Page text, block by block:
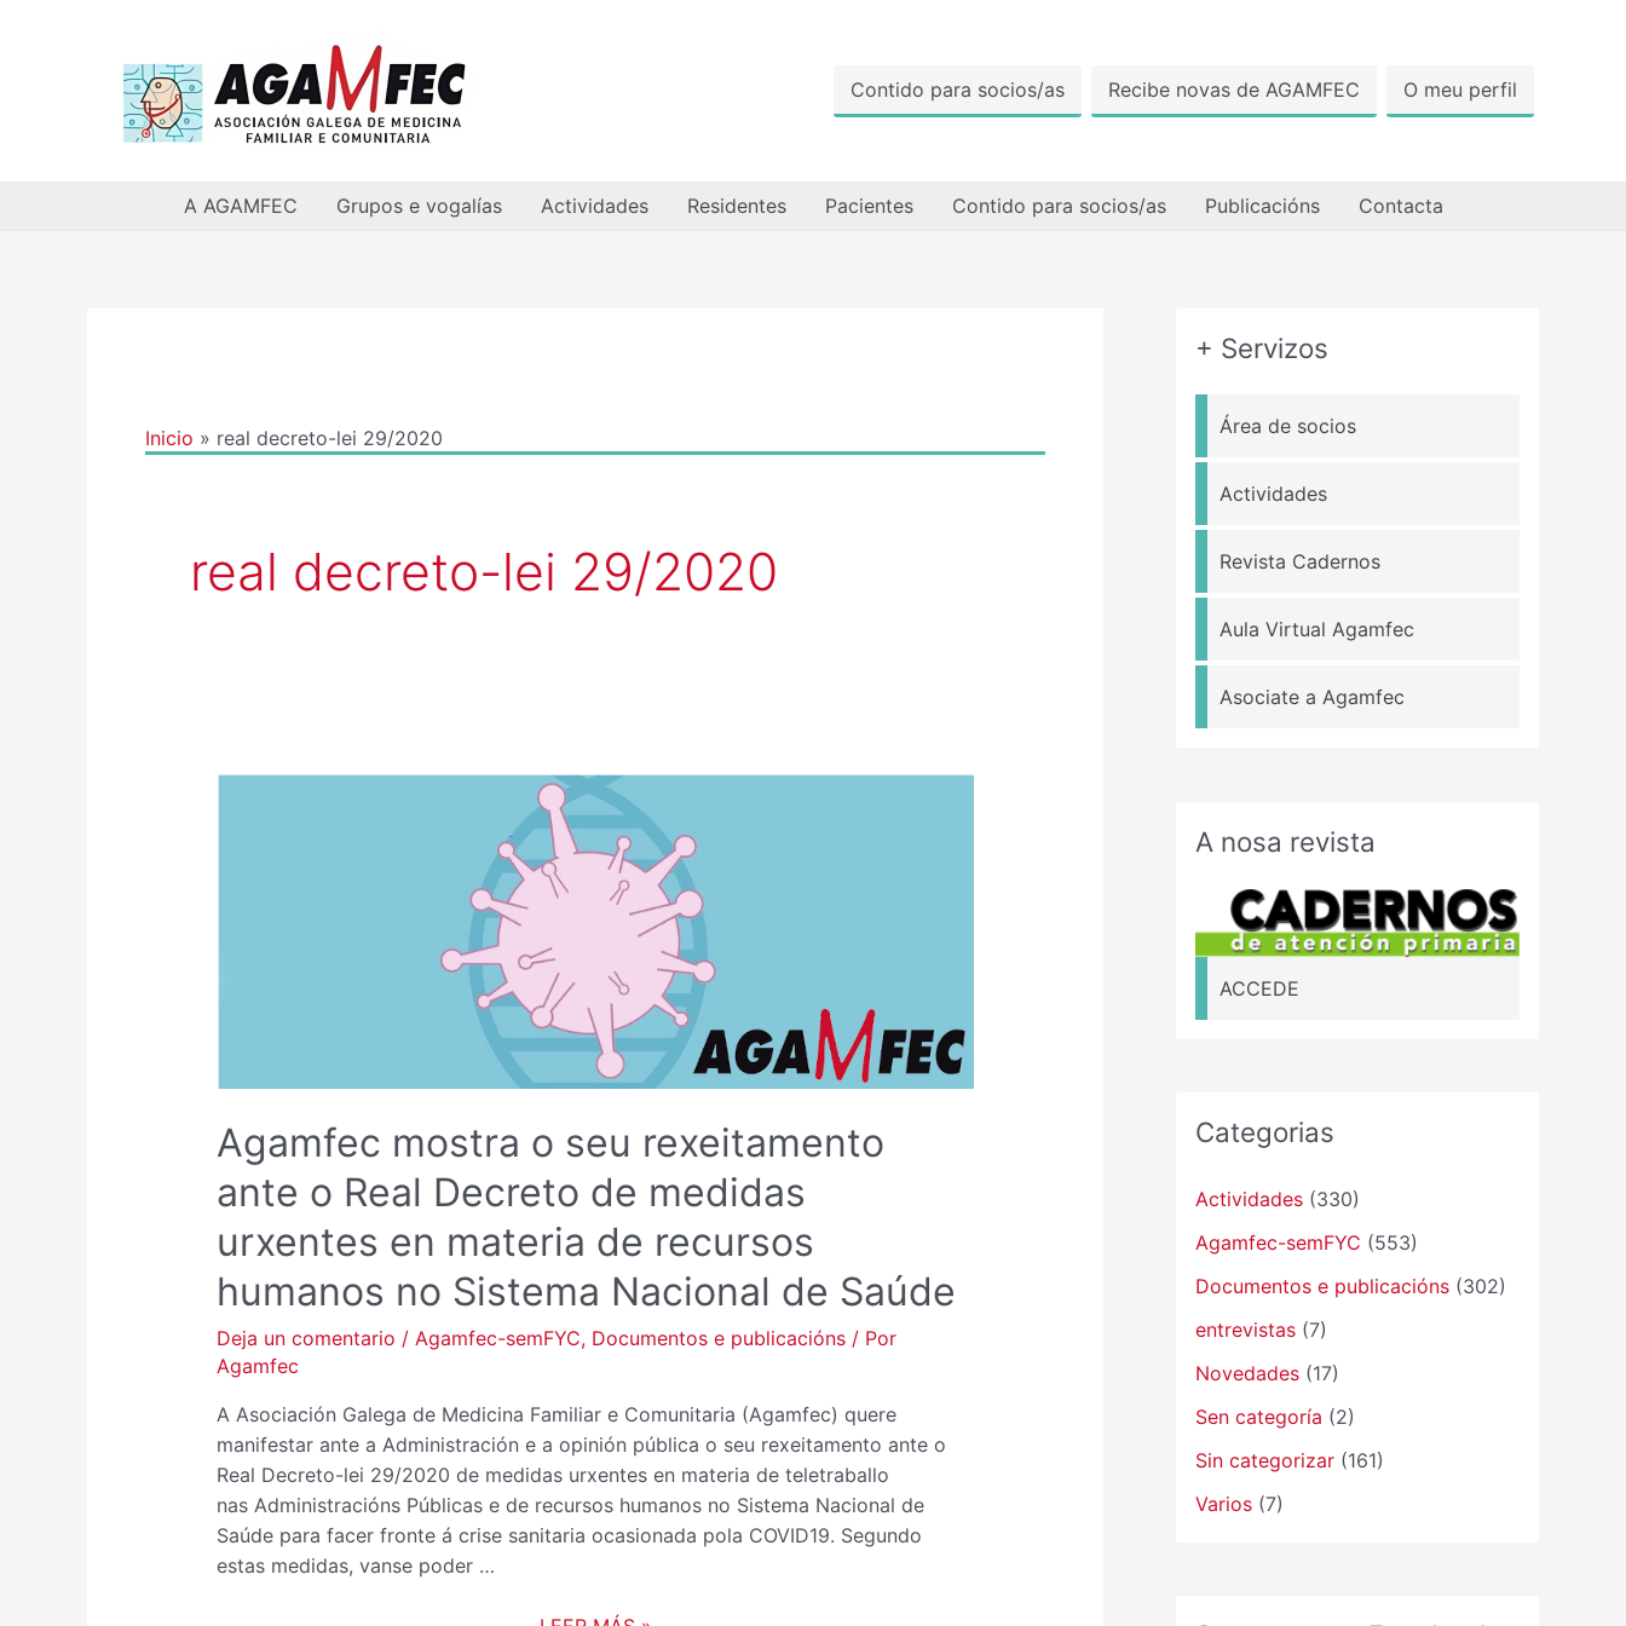
Contido para socios/as Recibe novas de AGAMFEC O meu perfil
A AGAMFEC Grupos e vogalías Actividades Residentes Pacientes Contido para socios/as Publicacións Contacta
Inicio real decreto-lei 29/2020
real decreto-lei 29/2020
Agamfec mostra o seu rexeitamento
ante o Real Decreto de medidas
urxentes en materia de recursos
humanos no Sistema Nacional de Saúde
Deja un comentario / Agamfec-semFYC, Documentos e publicacións/ Por
Agamfec
A Asociación Galega de Medicina Familiar e Comunitaria (Agamfec) quere
manifestar ante a Administración e a opinión pública o seu rexeitamento ante o
Real Decreto-lei 29/2020 de medidas urxentes en materia de teletraballo
nas Administracións Públicas e de recursos humanos no Sistema Nacional de
Saúde para facer fronte á crise sanitaria ocasionada pola COVID19. Segundo
estas medidas, vanse poder …
AGAMFEC
MOSTRA
O
SEU
REXEITAMENTO
O
REAL
DECRETO
DE
MEDIDAS
EN
MATERIA
DE
RECURSOS
HUMANOS
NO
SISTEMA
SAÚDE
+ Servizos
Área de socios
Actividades
Revista Cadernos
Aula Virtual Agamfec
Asociate a Agamfec
A nosa revista
ACCEDE
Categorias
Actividades (330)
Agamfec-semFYC (553)
Documentos e publicacións (302)
entrevistas (7)
Novedades (17)
Sen categoría (2)
Sin categorizar (161)
Varios (7)